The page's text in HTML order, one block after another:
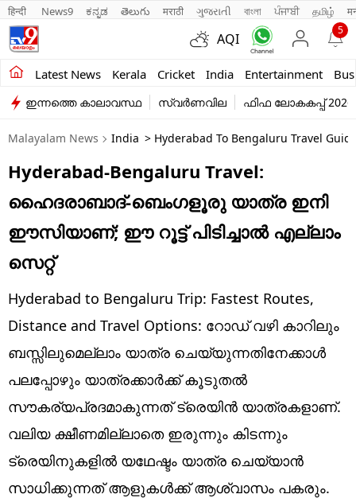
हिन्दी News9 ಕನ್ನಡ తెలుగు मराठी ગુજરાતી বাংলা ਪੰਜਾਬੀ தமிழ்
AQI
5
Latest News Kerala Cricket India Entertainment
Kerala
India
Entertainment
Business
Education
Sports
Lifestyle
world
Technology
Religion
Web Story
Photo
ഇന്നത്തെ കാലാവസ്ഥ സ്വർണവില ഫിഫ ലോകകപ്പ് 2026
Malayalam News India > Hyderabad To Bengaluru Travel
Hyderabad-Bengaluru Travel:
ഹൈദരാബാദ്-ബെംഗളൂരു യാത്ര ഇനി
ഈസിയാണ്; ഈ റൂട്ട് പിടിച്ചാല്‍ എല്ലാം
സെറ്റ്‌
Hyderabad to Bengaluru Trip: Fastest Routes,
Distance and Travel Options: റോഡ് വഴി കാറിലും
ബസ്സിലുമെല്ലാം യാത്ര ചെയ്യുന്നതിനേക്കാള്‍
പലപ്പോഴും യാത്രക്കാര്‍ക്ക് കൂടുതല്‍
സൗകര്യപ്രദമാകുന്നത് ട്രെയിന്‍ യാത്രകളാണ്.
വലിയ ക്ഷീണമില്ലാതെ ഇരുന്നും കിടന്നും
ട്രെയിനുകളില്‍ യഥേഷ്ടം യാത്ര ചെയ്യാന്‍
സാധിക്കുന്നത് ആളുകള്‍ക്ക് ആശ്വാസം പകരും.